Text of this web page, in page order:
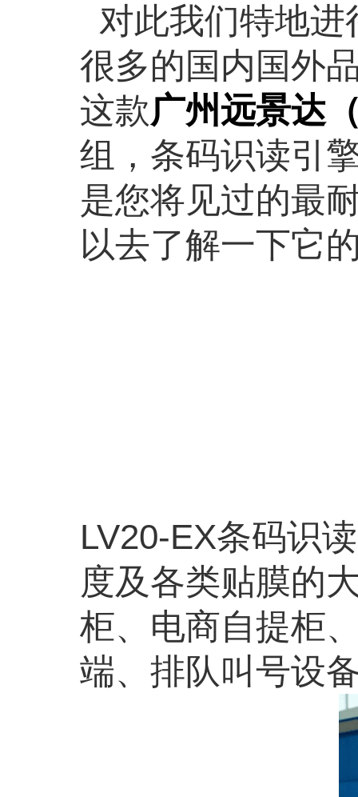
对此我们特地
很多的国内国外
这款广州远景达
组，条码识读引
是您将见过的最
以去了解一下它
LV20-EX条码识
度及各类贴膜的
柜、电商自提柜
端、排队叫号设